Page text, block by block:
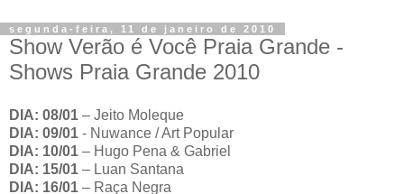
segunda-feira, 11 de janeiro de 2010
Show Verão é Você Praia Grande -
Shows Praia Grande 2010
DIA: 08/01 – Jeito Moleque
DIA: 09/01 - Nuwance / Art Popular
DIA: 10/01 – Hugo Pena & Gabriel
DIA: 15/01 – Luan Santana
DIA: 16/01 – Raça Negra